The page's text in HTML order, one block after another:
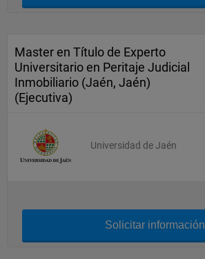
Master en Título de Experto
Universitario en Peritaje Judicial
Inmobiliario (Jaén, Jaén)
(Ejecutiva)
Universidad de Jaén
Solicitar información